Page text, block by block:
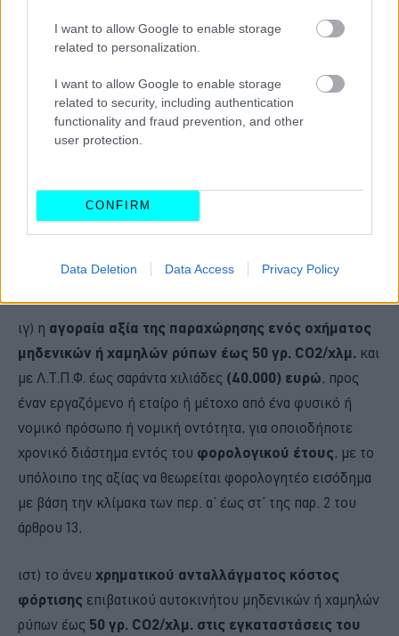
I want to allow Google to enable storage
related to personalization.
I want to allow Google to enable storage
related to security, including authentication
functionality and fraud prevention, and other
user protection.
CONFIRM
Data Deletion Data Access Privacy Policy
εργασία αποζημιώσεων καιπαροχών σε είδος για
Plug-in Hubrid οχήματα χαμηλών ρύπων
ειδικότερα ηαποζημίωση για έξοδα κίνησης
που
καταβάλλονται από τον εργοδότη γιαυπηρεσιακούς
λόγους, συμπεριλαμβανομένης της αποζημίωσης για τη
έως 50 γρ. CO2/χλμ.
που πραγματοποιήθηκαν από τονεργαζόμενοκατά την
νόμιμα παραστατικά
ιγ) η αγοραία αξία της παραχώρησης ενός οχήματος
μηδενικών ή χαμηλών ρύπων έως 50 γρ. CO2/χλμ. και
με Λ.Τ.Π.Φ. έως σαράντα χιλιάδες (40.000) ευρώ, προς
έναν εργαζόμενο ή εταίρο ή μέτοχο από ένα φυσικό ή
νομικό πρόσωπο ή νομική οντότητα, για οποιοδήποτε
χρονικό διάστημα εντός του φορολογικού έτους, με το
υπόλοιπο της αξίας να θεωρείται φορολογητέο εισόδημα
με βάση την κλίμακα των περ. α’ έως στ’ της παρ. 2 του
άρθρου 13,
ιστ) το άνευ χρηματικού ανταλλάγματος κόστος
φόρτισης επιβατικού αυτοκινήτου μηδενικών ή χαμηλών
ρύπων έως 50 γρ. CO2/χλμ. στις εγκαταστάσεις του